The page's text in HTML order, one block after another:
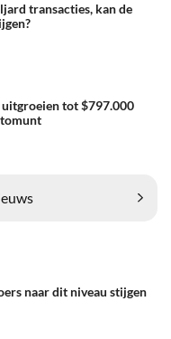
transacties, kan de
tot $797.000
naar dit niveau stijgen